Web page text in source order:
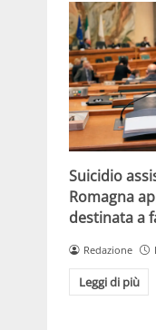
Suicidio
Romagna
destinata a
Redazione
Leggi di più